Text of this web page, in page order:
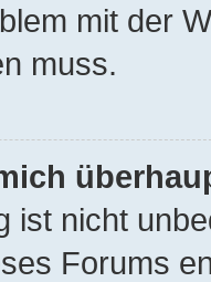
mit der
muss.
ist nicht
Forums